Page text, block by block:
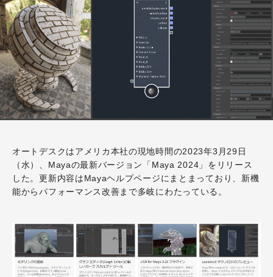
オートデスクはアメリカ本社の現地時間の2023年3月29日
（水）、Mayaの最新バージョン「Maya 2024」をリリース
した。更新内容はMayaヘルプページにまとまっており、新機
能からパフォーマンス改善まで多岐にわたっている。